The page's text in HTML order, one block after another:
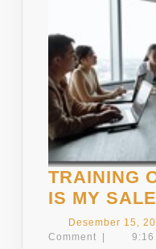
TRAINING
IS MY
Desember 15,
Comment
| 9:16